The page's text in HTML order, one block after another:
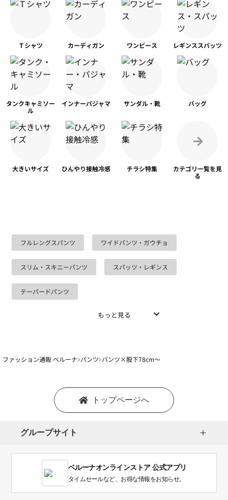
Ｔシャツ カーディガン ワンピース レギンススパッツ
タンクキャミソー
ル
インナーパジャマ サンダル・靴 バッグ
大きいサイズ ひんやり接触冷感 チラシ特集 カテゴリ一覧を見
る
フルレングスパンツ ワイドパンツ・ガウチョ
スリム・スキニーパンツ スパッツ・レギンス
テーパードパンツ
もっと見る
ファッション通販 ベルーナ パンツ パンツ×股下78cm～
トップページへ
グループサイト
ベルーナオンラインストア 公式アプリ
タイムセールなど、お得な情報をお知らせ。